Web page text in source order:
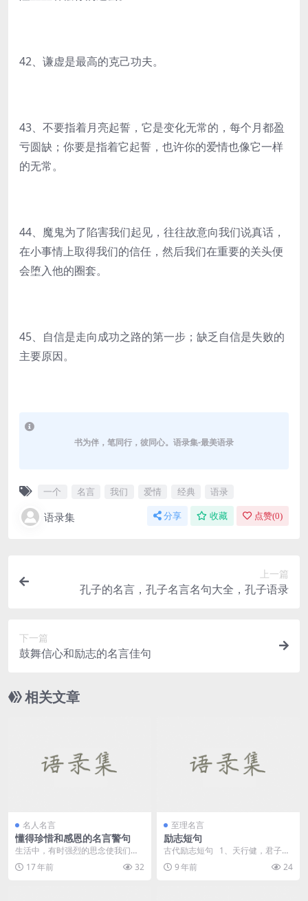
42、谦虚是最高的克己功夫。
43、不要指着月亮起誓，它是变化无常的，每个月都盈
亏圆缺；你要是指着它起誓，也许你的爱情也像它一样
的无常。
44、魔鬼为了陷害我们起见，往往故意向我们说真话，
在小事情上取得我们的信任，然后我们在重要的关头便
会堕入他的圈套。
45、自信是走向成功之路的第一步；缺乏自信是失败的
主要原因。
书为伴，笔同行，彼同心。语录集-最美语录
一个 名言 我们 爱情 经典 语录
语录集 分享 收藏 点赞(0)
上一篇
孔子的名言，孔子名言名句大全，孔子语录
下一篇
鼓舞信心和励志的名言佳句
相关文章
名人名言
懂得珍惜和感恩的名言警句
生活中，有时强烈的思念使我们恨
不得一把将所爱的人从梦中拉出
来，实实在在地拥抱他们...
17 年前 32
至理名言
励志短句
古代励志短句 1、天行健，君子以
自强不息。—&mdas...
9 年前 24